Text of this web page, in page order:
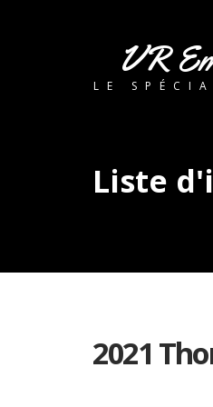
VR
LE
Liste
2021